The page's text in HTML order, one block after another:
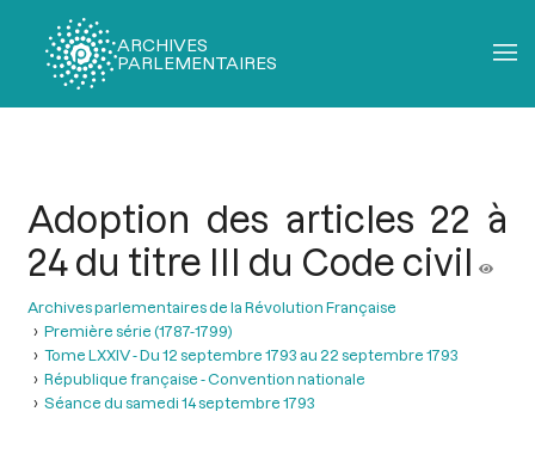
ARCHIVES
PARLEMENTAIRES
Adoption des articles 22 à
24 du titre III du Code civil
Archives parlementaires de la Révolution Française
Première série (1787-1799)
Tome LXXIV - Du 12 septembre 1793 au 22 septembre 1793
République française - Convention nationale
Séance du samedi 14 septembre 1793